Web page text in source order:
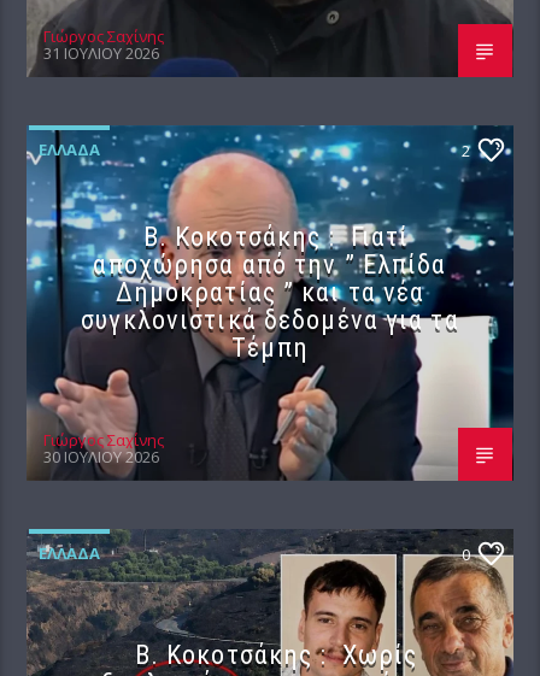
Γιώργος Σαχίνης
31 ΙΟΥΛΊΟΥ 2026
ΕΛΛΆΔΑ 2
Β. Κοκοτσάκης : Γιατί
αποχώρησα από την ” Ελπίδα
Δημοκρατίας ” και τα νέα
συγκλονιστικά δεδομένα για τα
Τέμπη
Γιώργος Σαχίνης
30 ΙΟΥΛΊΟΥ 2026
ΕΛΛΆΔΑ 0
Β. Κοκοτσάκης : Χωρίς